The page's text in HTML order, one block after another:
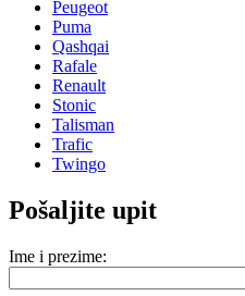
Peugeot
Puma
Qashqai
Rafale
Renault
Stonic
Talisman
Trafic
Twingo
Pošaljite upit
Ime i prezime: